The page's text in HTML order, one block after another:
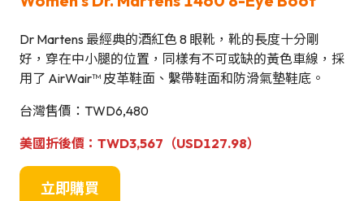
Dr Martens 最經典的酒紅色 8 眼靴，靴的長度十分剛
好，穿在中小腿的位置，同樣有不可或缺的黃色車線，採
用了 AirWair™ 皮革鞋面、繫帶鞋面和防滑氣墊鞋底。
台灣售價：TWD6,480
美國折後價：TWD3,567（USD127.98）
立即購買